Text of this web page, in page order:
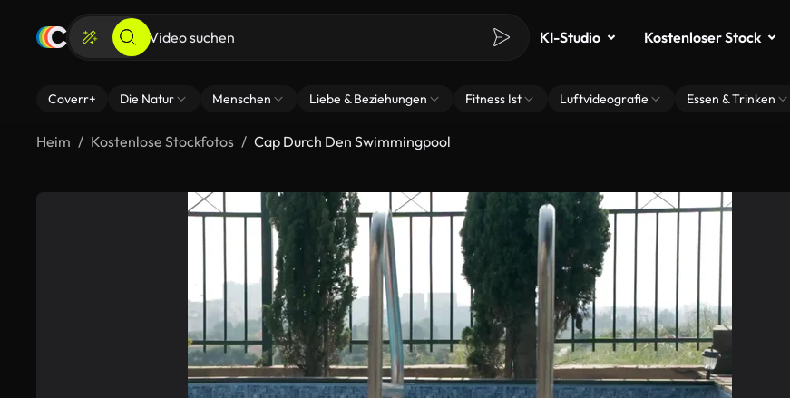
KI-Studio Kostenloser Stock
Coverr+ Die Natur Menschen Liebe & Beziehungen Fitness Ist Luftvideografie Essen & Trinken
Heim Kostenlose Stockfotos Cap Durch Den Swimmingpool